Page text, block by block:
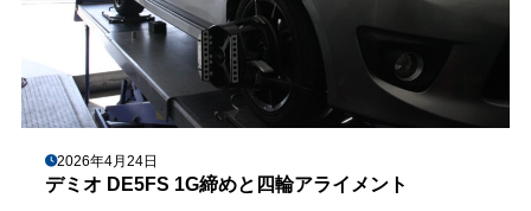
2026年4月24日
デミオ DE5FS 1G締めと四輪アライメント